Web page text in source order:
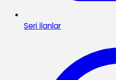
Seri İlanlar